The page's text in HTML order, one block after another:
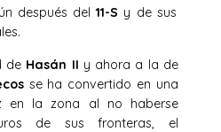
después del11-S y de sus
de Hasán II y ahora a la de
se ha convertido en una
en la zona al no haberse
de sus fronteras, el